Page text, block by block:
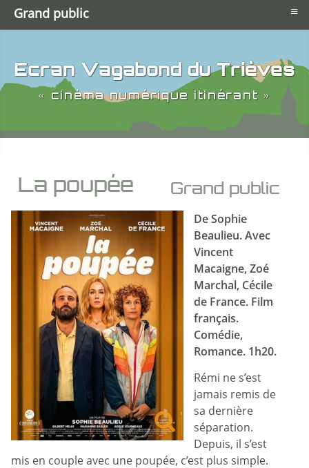
Ecran Vagabond du Trièves
« cinéma numérique itinérant »
Grand public
La poupée
De Sophie
Beaulieu. Avec
Vincent
Macaigne, Zoé
Marchal, Cécile
de France. Film
français.
Comédie,
Romance. 1h20.
Rémi ne s’est
jamais remis de
sa dernière
séparation.
Depuis, il s’est
mis en couple avec une poupée, c’est plus simple.
Grand public ≡